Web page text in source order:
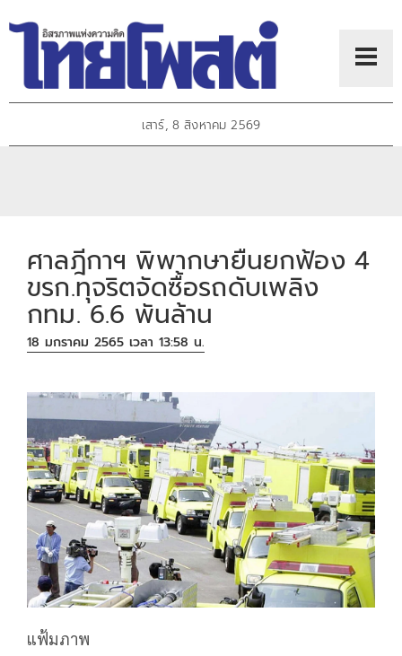
เสาร์, 8 สิงหาคม 2569
ศาลฎีกาฯ พิพากษายืนยกฟ้อง 4
ขรก.ทุจริตจัดซื้อรถดับเพลิง
กทม. 6.6 พันล้าน
18 มกราคม 2565 เวลา 13:58 น.
แฟ้มภาพ